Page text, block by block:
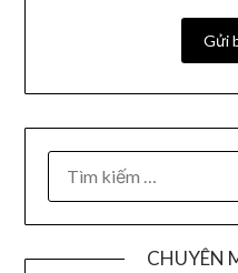
CHUYÊN